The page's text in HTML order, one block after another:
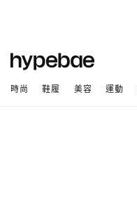
時尚 鞋履 美容 運動